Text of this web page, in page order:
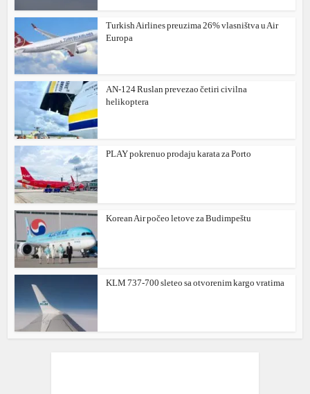
Turkish Airlines preuzima 26% vlasništva u Air
Europa
AN-124 Ruslan prevezao četiri civilna
helikoptera
PLAY pokrenuo prodaju karata za Porto
Korean Air počeo letove za Budimpeštu
KLM 737-700 sleteo sa otvorenim kargo vratima